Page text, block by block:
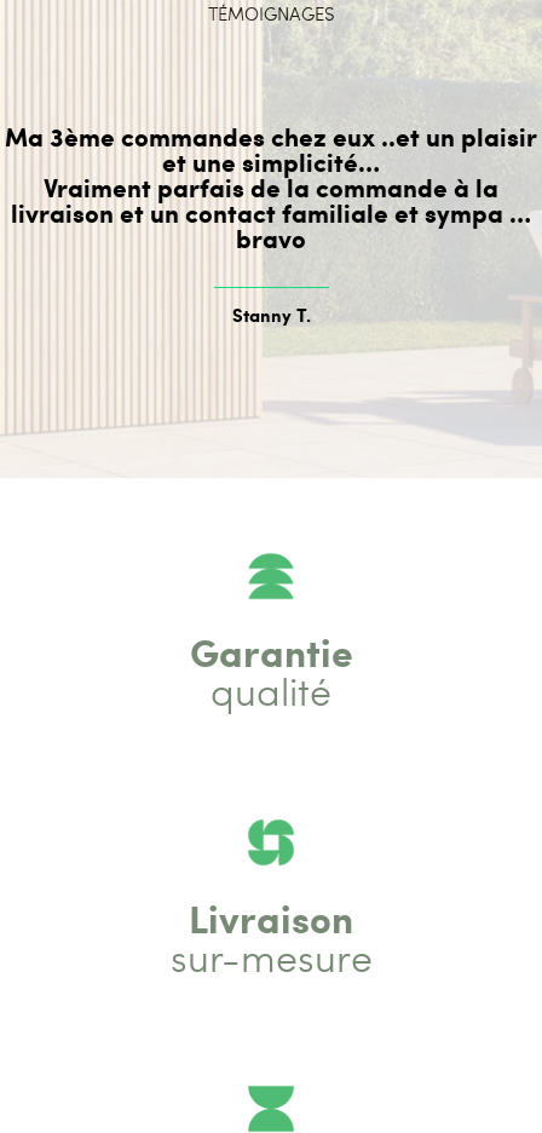
TÉMOIGNAGES
Ma 3ème commandes chez eux ..et un plaisir
et une simplicité…
Vraiment parfais de la commande à la
livraison et un contact familiale et sympa …
bravo
Stanny T.
Garantie
qualité
Livraison
sur-mesure